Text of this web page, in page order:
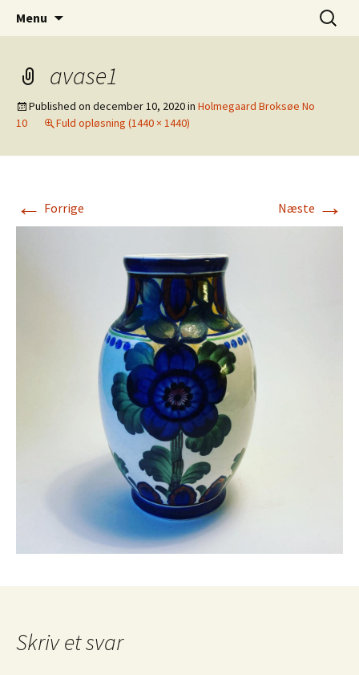
Retro-Shoppen.DK
Dansk Design fra 1940 til 1980
Menu
Søg
efter:
avase1
Published on december 10, 2020in Holmegaard Broksøe No
10
Fuld opløsning (1440 × 1440)
← Forrige Næste →
Skriv et svar